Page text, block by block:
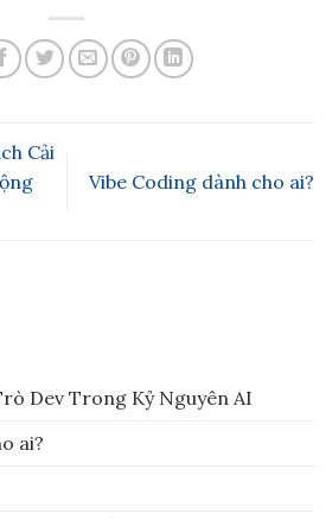
Cải
Vibe Coding dành cho ai?
Dev Trong Kỷ Nguyên AI
ai?